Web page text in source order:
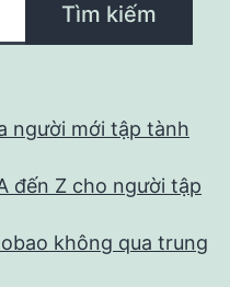
Tìm kiếm
người mới tập tành
đến Z cho người tập
không qua trung